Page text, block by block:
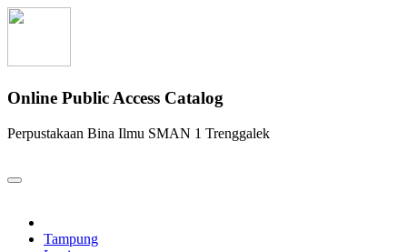
Online Public Access Catalog
Perpustakaan Bina Ilmu SMAN 1 Trenggalek
Tampung